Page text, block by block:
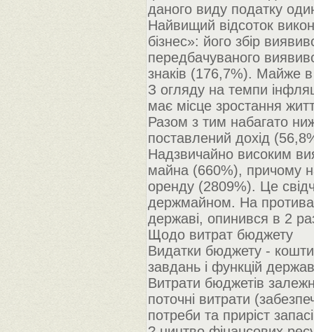
даного виду податку
Найвищий відсоток
бізнес»: його збір
передбачуваного
знаків (176,7%). Майже
З огляду на темпи
має місце зростання
Разом з тим набагато
поставлений дохід
Надзвичайно високим
майна (660%), причому
оренду (2809%). Це
держмайном. На
державі, опинився в 2
Щодо витрат бюджету
Видатки бюджету -
завдань і функцій
Витрати бюджетів
поточні витрати
потреби та приріст